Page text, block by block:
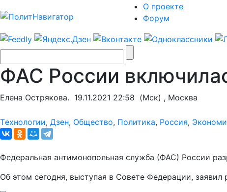
О проекте
Форум
ФАС России
Елена Острякова. 19.11.2021 22:58 (Мск) , Москва
Tехнологии, Дзен, Общество, Политика, Россия,
Федеральная антимонопольная служба (ФАС) России
Об этом сегодня, выступая в Совете Федерации,